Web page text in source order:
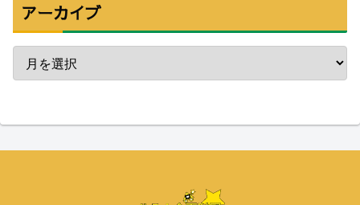
アーカイブ